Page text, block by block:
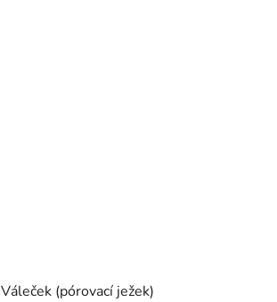
Váleček (pórovací ježek)